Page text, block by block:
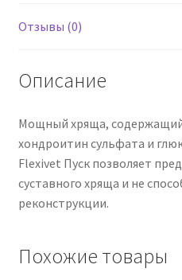
Отзывы (0)
Описание
Мощный хряща,
хондроитин сульфата и
Flexivet Пуск позволяет
суставного хряща и не
реконструкции.
Похожие товары